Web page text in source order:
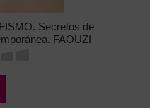
Secretos de
FAOUZI